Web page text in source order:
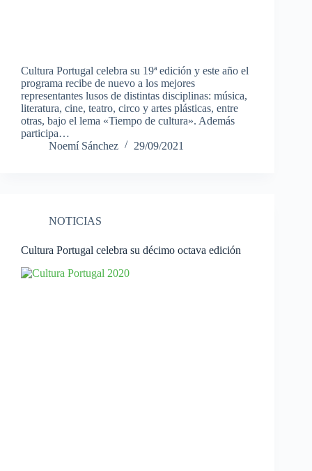
Cultura Portugal celebra su 19ª edición y este año el
programa recibe de nuevo a los mejores
representantes lusos de distintas disciplinas: música,
literatura, cine, teatro, circo y artes plásticas, entre
otras, bajo el lema «Tiempo de cultura». Además
participa…
Noemí Sánchez
29/09/2021
NOTICIAS
Cultura Portugal celebra su décimo octava edición